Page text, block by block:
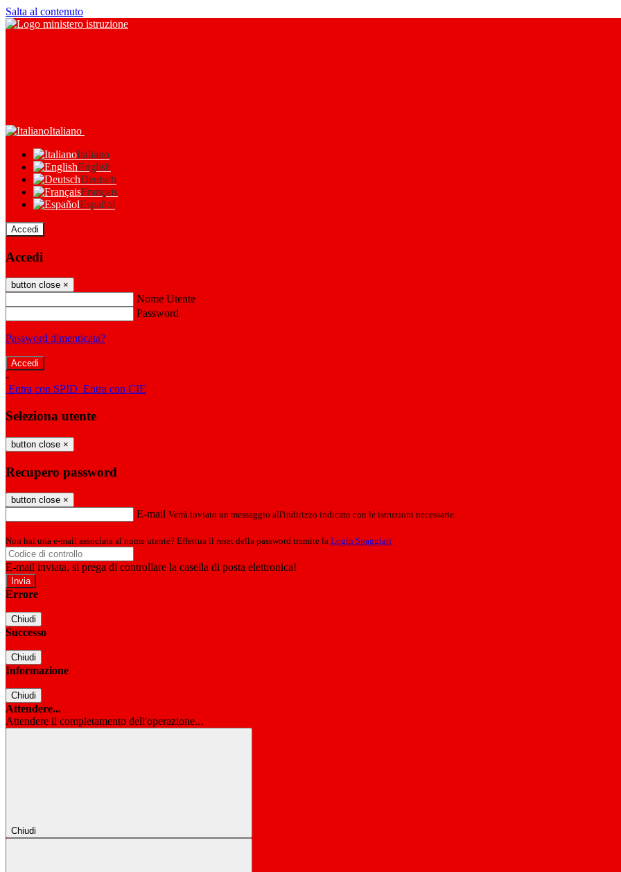
Salta al contenuto
Italiano
Italiano
English
Deutsch
Français
Español
Accedi
Accedi
button close ×
Nome Utente
Password
Password dimenticata?
-
Entra con SPID Entra con CIE
Seleziona utente
button close ×
Recupero password
button close ×
E-mail Verrà inviato un messaggio all'indirizzo indicato con le istruzioni necessarie.
Non hai una e-mail associata al nome utente? Effettua il reset della password tramite la Login Spaggiari
E-mail inviata, si prega di controllare la casella di posta elettronica!
Errore
Chiudi
Successo
Chiudi
Informazione
Chiudi
Attendere...
Attendere il completamento dell'operazione...
Chiudi